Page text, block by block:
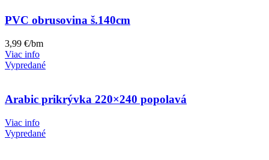
PVC obrusovina š.140cm
3,99 €/bm
Viac info
Vypredané
Arabic prikrývka 220×240 popolavá
Viac info
Vypredané